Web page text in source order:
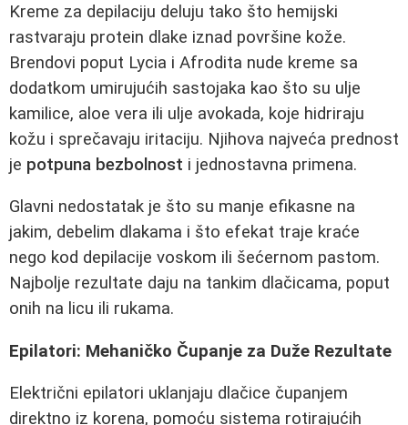
Kreme za depilaciju deluju tako što hemijski
rastvaraju protein dlake iznad površine kože.
Brendovi poput Lycia i Afrodita nude kreme sa
dodatkom umirujućih sastojaka kao što su ulje
kamilice, aloe vera ili ulje avokada, koje hidriraju
kožu i sprečavaju iritaciju. Njihova najveća prednost
je potpuna bezbolnost i jednostavna primena.
Glavni nedostatak je što su manje efikasne na
jakim, debelim dlakama i što efekat traje kraće
nego kod depilacije voskom ili šećernom pastom.
Najbolje rezultate daju na tankim dlačicama, poput
onih na licu ili rukama.
Epilatori: Mehaničko Čupanje za Duže Rezultate
Električni epilatori uklanjaju dlačice čupanjem
direktno iz korena, pomoću sistema rotirajućih